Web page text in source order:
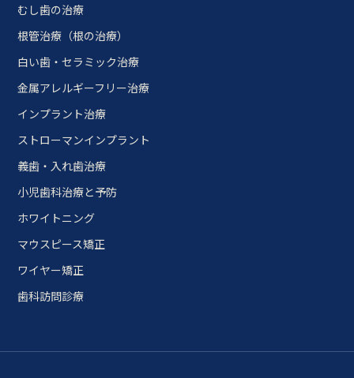
むし歯の治療
根管治療（根の治療）
白い歯・セラミック治療
金属アレルギーフリー治療
インプラント治療
ストローマンインプラント
義歯・入れ歯治療
小児歯科治療と予防
ホワイトニング
マウスピース矯正
ワイヤー矯正
歯科訪問診療